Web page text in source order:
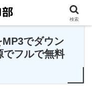
でダウン
でフルで無料
検索